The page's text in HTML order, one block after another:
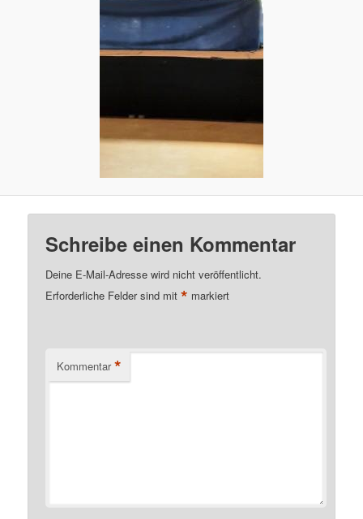
Schreibe einen Kommentar
Deine E-Mail-Adresse wird nicht veröffentlicht.
Erforderliche Felder sind mit* markiert
Kommentar *